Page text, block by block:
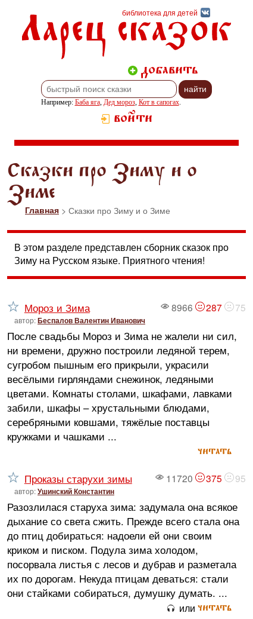
библиотека для детей
Ларец сказок
добавить
Например: Баба яга, Дед мороз, Кот в сапогах.
войти
Сказки про Зиму и о
Зиме
Главная > Сказки про Зиму и о Зиме
В этом разделе представлен сборник сказок про
Зиму на Русском языке. Приятного чтения!
8966 287 75
Мороз и Зима
автор:Беспалов Валентин Иванович
После свадьбы Мороз и Зима не жалели ни сил,
ни времени, дружно построили ледяной терем,
сугробом пышным его прикрыли, украсили
весёлыми гирляндами снежинок, ледяными
цветами. Комнаты столами, шкафами, лавками
забили, шкафы – хрустальными блюдами,
серебряными ковшами, тяжёлые поставцы
кружками и чашками ...
читать
11720 375 95
Проказы старухи зимы
автор:Ушинский Константин
Разозлилася старуха зима: задумала она всякое
дыхание со света сжить. Прежде всего стала она
до птиц добираться: надоели ей они своим
криком и писком. Подула зима холодом,
посорвала листья с лесов и дубрав и разметала
их по дорогам. Некуда птицам деваться: стали
они стайками собираться, думушку думать. ...
или читать